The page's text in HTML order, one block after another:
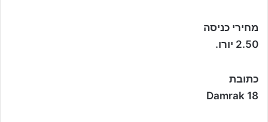
מחירי כניסה
2.50 יורו.
כתובת
Damrak 18